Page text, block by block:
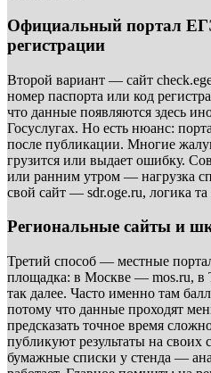
Официальный портал
регистрации
Второй вариант — сайт
номер паспорта или код
что данные появляются здесь
Госуслугах. Но есть нюанс:
после публикации. Многие
грузится или выдает ошибку.
или ранним утром — нагрузка
свой сайт — sdr.oge.ru, логика та
Региональные сайты и
Третий способ — местные
площадка: в Москве — mos.ru, в
так далее. Часто именно там
потому что данные проходят
предсказать точное время
публикуют результаты на
бумажные списки у стенда —